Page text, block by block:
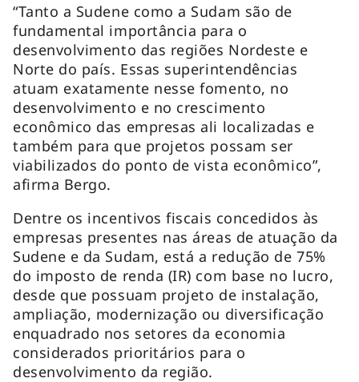
“Tanto a Sudene como a Sudam são de
fundamental importância para o
desenvolvimento das regiões Nordeste e
Norte do país. Essas superintendências
atuam exatamente nesse fomento, no
desenvolvimento e no crescimento
econômico das empresas ali localizadas e
também para que projetos possam ser
viabilizados do ponto de vista econômico”,
afirma Bergo.
Dentre os incentivos fiscais concedidos às
empresas presentes nas áreas de atuação da
Sudene e da Sudam, está a redução de 75%
do imposto de renda (IR) com base no lucro,
desde que possuam projeto de instalação,
ampliação, modernização ou diversificação
enquadrado nos setores da economia
considerados prioritários para o
desenvolvimento da região.